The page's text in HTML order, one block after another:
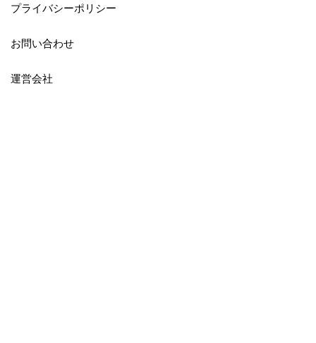
プライバシーポリシー
お問い合わせ
運営会社